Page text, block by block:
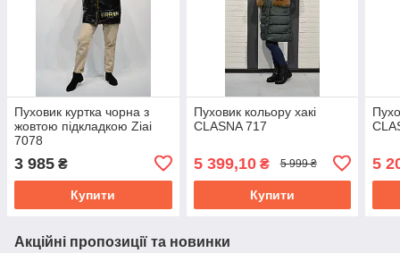
Пуховик куртка чорна з
жовтою підкладкою Ziai
7078
3 985 ₴
Купити
Пуховик кольору хакі
CLASNA 717
5 399,10₴ 5 999 ₴
Купити
5
Акційні пропозиції та новинки